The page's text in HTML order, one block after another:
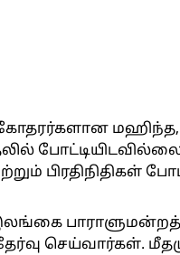
மஹிந்த,
பிரதிநிதிகள்
செய்வார்கள்.